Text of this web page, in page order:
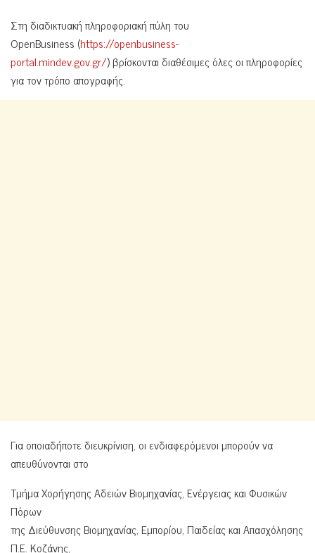
Στη διαδικτυακή πληροφοριακή πύλη του
OpenBusiness (https://openbusiness-
portal.mindev.gov.gr/) βρίσκονται διαθέσιμες όλες οι πληροφορίες
για τον τρόπο απογραφής.
Για οποιαδήποτε διευκρίνιση, οι ενδιαφερόμενοι μπορούν να
απευθύνονται στο
Τμήμα Χορήγησης Αδειών Βιομηχανίας, Ενέργειας και Φυσικών
Πόρων
της Διεύθυνσης Βιομηχανίας, Εμπορίου, Παιδείας και Απασχόλησης
Π.Ε. Κοζάνης,